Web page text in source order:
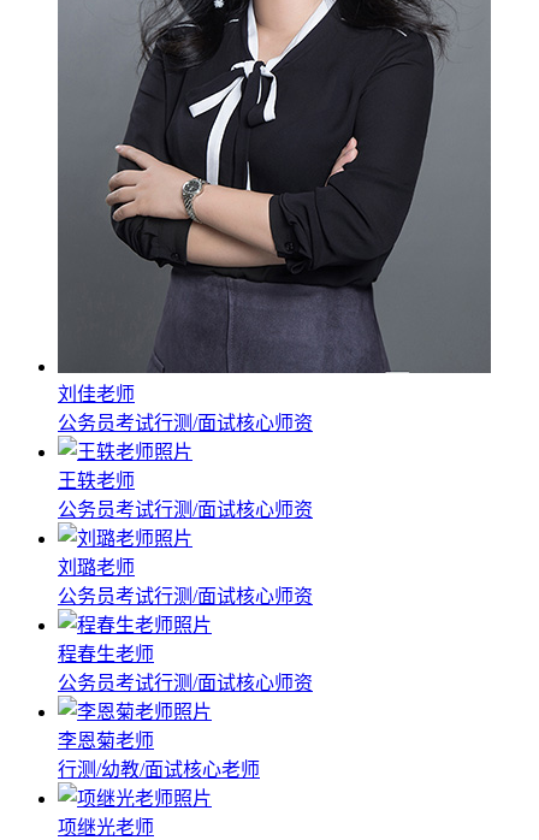
刘佳老师
公务员考试行测/面试核心师资
王轶老师
公务员考试行测/面试核心师资
刘璐老师
公务员考试行测/面试核心师资
程春生老师
公务员考试行测/面试核心师资
李恩菊老师
行测/幼教/面试核心老师
项继光老师